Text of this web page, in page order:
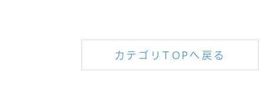
カテゴリTOPへ戻る